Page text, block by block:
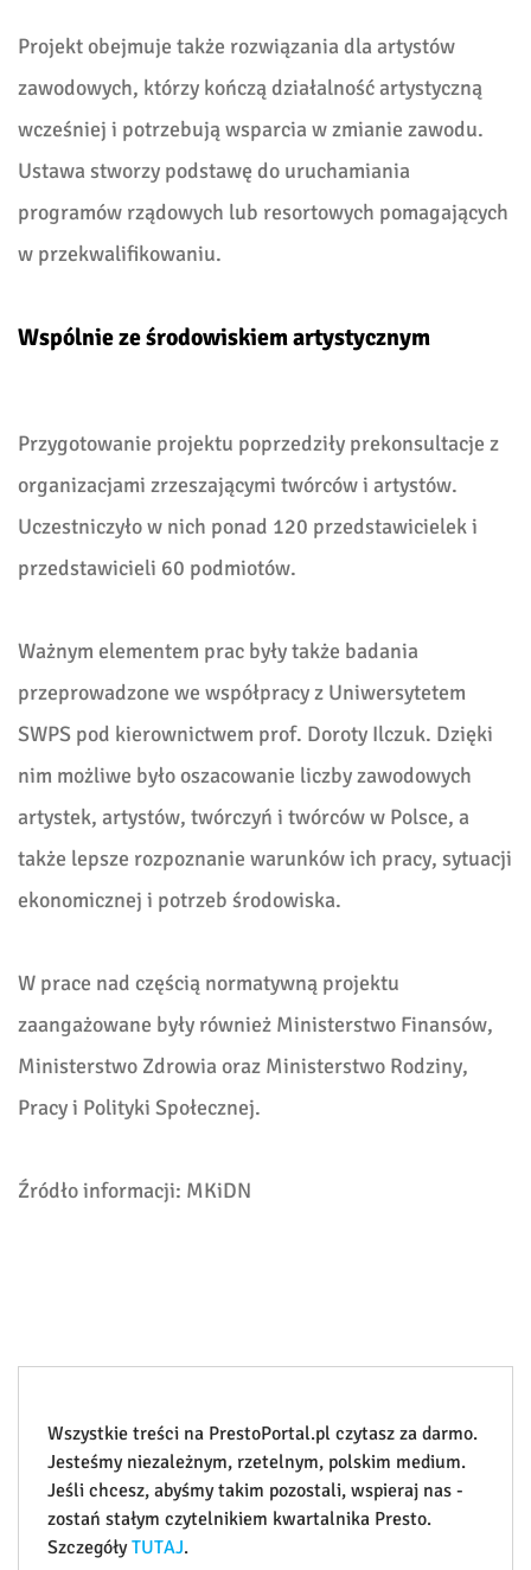
Projekt obejmuje także rozwiązania dla artystów
zawodowych, którzy kończą działalność artystyczną
wcześniej i potrzebują wsparcia w zmianie zawodu.
Ustawa stworzy podstawę do uruchamiania
programów rządowych lub resortowych pomagających
w przekwalifikowaniu.
Wspólnie ze środowiskiem artystycznym
Przygotowanie projektu poprzedziły prekonsultacje z
organizacjami zrzeszającymi twórców i artystów.
Uczestniczyło w nich ponad 120 przedstawicielek i
przedstawicieli 60 podmiotów.
Ważnym elementem prac były także badania
przeprowadzone we współpracy z Uniwersytetem
SWPS pod kierownictwem prof. Doroty Ilczuk. Dzięki
nim możliwe było oszacowanie liczby zawodowych
artystek, artystów, twórczyń i twórców w Polsce, a
także lepsze rozpoznanie warunków ich pracy, sytuacji
ekonomicznej i potrzeb środowiska.
W prace nad częścią normatywną projektu
zaangażowane były również Ministerstwo Finansów,
Ministerstwo Zdrowia oraz Ministerstwo Rodziny,
Pracy i Polityki Społecznej.
Źródło informacji: MKiDN
Wszystkie treści na PrestoPortal.pl czytasz za darmo.
Jesteśmy niezależnym, rzetelnym, polskim medium.
Jeśli chcesz, abyśmy takim pozostali, wspieraj nas -
zostań stałym czytelnikiem kwartalnika Presto.
SzczegółyTUTAJ.